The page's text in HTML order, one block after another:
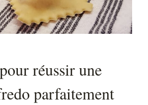
réussir une
parfaitement